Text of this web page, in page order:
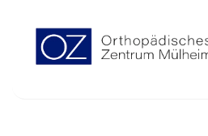
content
Top